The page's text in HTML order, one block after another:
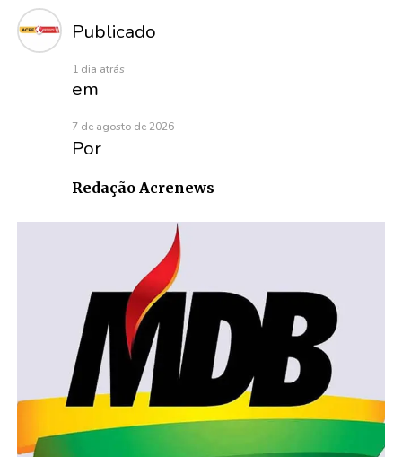
Publicado
1 dia atrás
em
7 de agosto de 2026
Por
Redação Acrenews